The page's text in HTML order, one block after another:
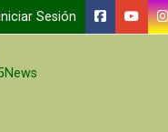
Iniciar Sesión